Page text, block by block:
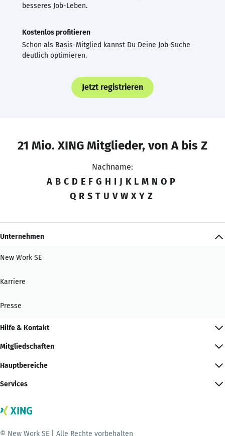
besseres Job-Leben.
Kostenlos profitieren
Schon als Basis-Mitglied kannst Du Deine Job-Suche
deutlich optimieren.
Jetzt registrieren
21 Mio. XING Mitglieder, von A bis Z
Nachname:
A B C D E F G H I J K L M N O P
Q R S T U V W X Y Z
Unternehmen
New Work SE
Karriere
Presse
Hilfe & Kontakt
Mitgliedschaften
Hauptbereiche
Services
© New Work SE | Alle Rechte vorbehalten